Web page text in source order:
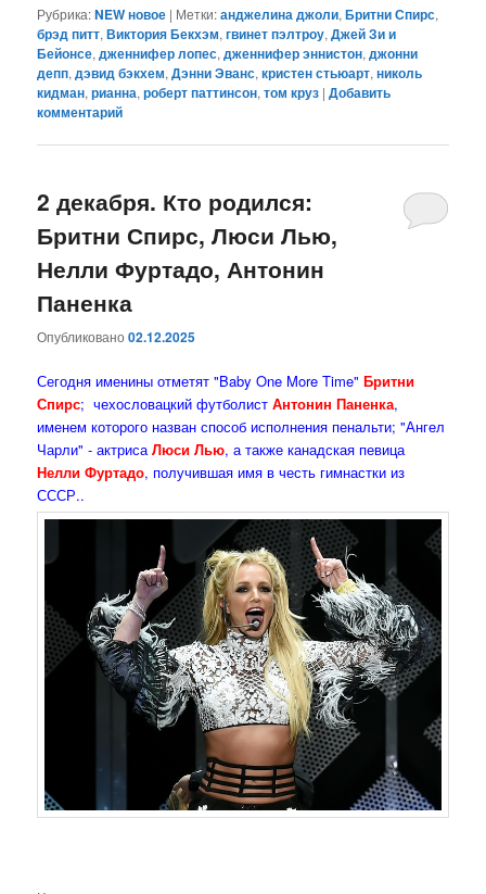
Рубрика:NEW новое | Метки:анджелина джоли,Бритни Спирс,
брэд питт,Виктория Бекхэм,гвинет пэлтроу,Джей Зи и
Бейонсе,дженнифер лопес,дженнифер эннистон,джонни
депп,дэвид бэкхем,Дэнни Эванс,кристен стьюарт,николь
кидман,рианна,роберт паттинсон,том круз |Добавить
комментарий
2 декабря. Кто родился:
Бритни Спирс, Люси Лью,
Нелли Фуртадо, Антонин
Паненка
Опубликовано02.12.2025
Сегодня именины отметят "Baby One More Time"Бритни
Спирс; чехословацкий футболист Антонин Паненка,
именем которого назван способ исполнения пенальти; "Ангел
Чарли" - актрисаЛюси Лью, а также канадская певица
Нелли Фуртадо, получившая имя в честь гимнастки из
СССР..